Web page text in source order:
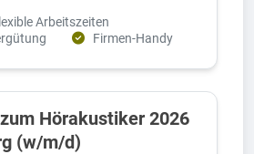
Arbeitszeiten
Firmen-Handy
Hörakustiker 2026
(w/m/d)